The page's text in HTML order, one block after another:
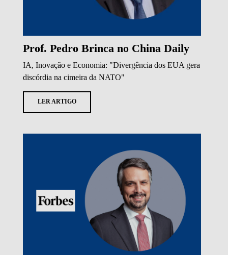
Prof. Pedro Brinca no China Daily
IA, Inovação e Economia: "Divergência dos EUA gera
discórdia na cimeira da NATO"
LER ARTIGO